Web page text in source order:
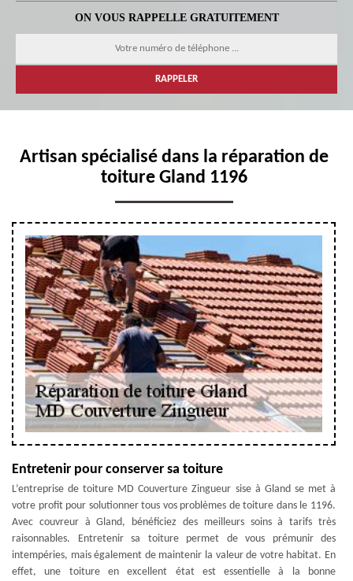
ON VOUS RAPPELLE GRATUITEMENT
Artisan spécialisé dans la réparation de
toiture Gland 1196
Entretenir pour conserver sa toiture
L’entreprise de toiture MD Couverture Zingueur sise à Gland se met à
votre profit pour solutionner tous vos problèmes de toiture dans le 1196.
Avec couvreur à Gland, bénéficiez des meilleurs soins à tarifs très
raisonnables. Entretenir sa toiture permet de vous prémunir des
intempéries, mais également de maintenir la valeur de votre habitat. En
effet, une toiture en excellent état est essentielle à la bonne